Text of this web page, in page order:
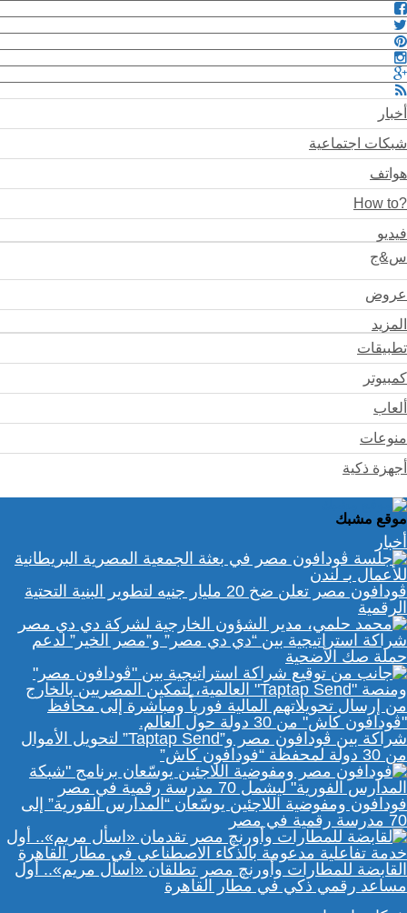
أخبار
شبكات اجتماعية
هواتف
?How to
فيديو
س&ج
عروض
المزيد
تطبيقات
كمبيوتر
ألعاب
منوعات
أجهزة ذكية
موقع مشبك
أخبار
ڤودافون مصر تعلن ضخ 20 مليار جنيه لتطوير البنية التحتية
الرقمية
شراكة استراتيجية بين “دي دي مصر” و”مصر الخير” لدعم
حملة صك الأضحية
شراكة بين ڤودافون مصر و”Taptap Send” لتحويل الأموال
من 30 دولة لمحفظة “فودافون كاش”
فودافون ومفوضية اللاجئين يوسّعان “المدارس الفورية” إلى
70 مدرسة رقمية في مصر
القابضة للمطارات وأورنچ مصر تطلقان «اسأل مريم».. أول
مساعد رقمي ذكي في مطار القاهرة